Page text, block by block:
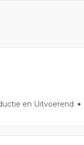
en Uitvoerend